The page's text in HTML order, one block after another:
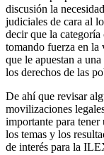
discusión la
judiciales de cara al
decir que la
tomando fuerza en la
que le apuestan a
los derechos de las
De ahí que revisar
movilizaciones
importante para tener
los temas y los
de interés para la